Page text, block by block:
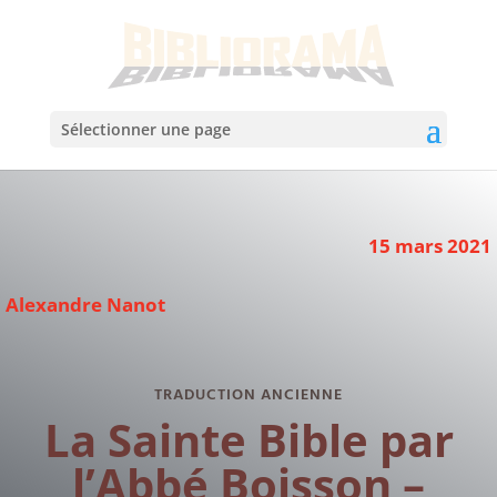
Sélectionner une page
15 mars 2021
Alexandre Nanot
TRADUCTION ANCIENNE
La Sainte Bible par
l’Abbé Boisson –